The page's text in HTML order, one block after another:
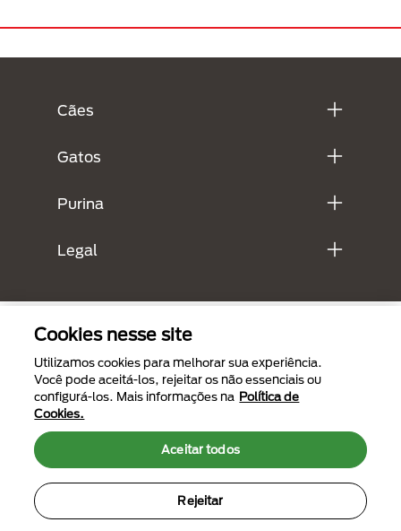
Cães
Gatos
Purina
Legal
Menu Footer Secundario Purina
All Nestlé Purina trademarks owned by Société des Produits Nestlé S.A.,
Vevey, Switzerland or are used with permission.
Cookies nesse site
Utilizamos cookies para melhorar sua experiência.
Você pode aceitá-los, rejeitar os não essenciais ou
configurá-los. Mais informações na Política de
Cookies.
Rejeitar
Aceitar todos